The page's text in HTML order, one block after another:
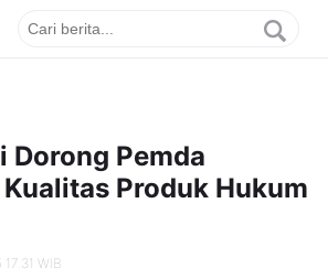
Dorong Pemda
Produk Hukum
WIB